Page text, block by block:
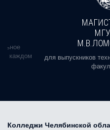
в каждом
для выпускников
Колледжи Челябинской